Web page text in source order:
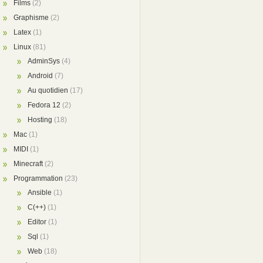
Films (2)
Graphisme (2)
Latex (1)
Linux (81)
AdminSys (4)
Android (7)
Au quotidien (17)
Fedora 12 (2)
Hosting (18)
Mac (1)
MIDI (1)
Minecraft (2)
Programmation (23)
Ansible (1)
C(++) (1)
Editor (1)
Sql (1)
Web (18)